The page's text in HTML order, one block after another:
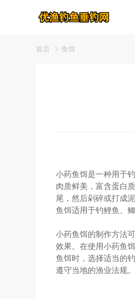
首页 鱼饵
小药鱼饵是一种用于
肉质鲜美，富含蛋白
尾，然后剁碎或打成
鱼饵适用于钓鲤鱼、
小药鱼饵的制作方法
效果。在使用小药鱼
鱼饵时，选择适当的
遵守当地的渔业法规。